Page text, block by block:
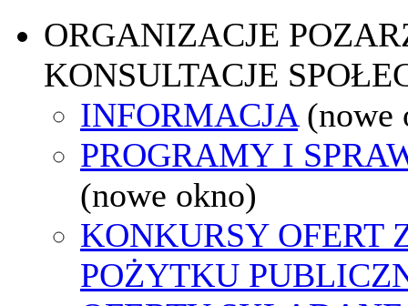
ORGANIZACJE
KONSULTACJE
INFORMACJA (nowe
PROGRAMY I
(nowe okno)
KONKURSY OFERT
POŻYTKU